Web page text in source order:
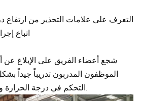
التعرف على علامات التحذير من ارتفاع
اتباع
شجع أعضاء الفريق على الإبلاغ عن
الموظفون المدربون تدريباً جيداً